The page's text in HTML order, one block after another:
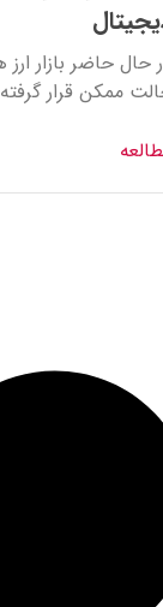
حال حاضر بازار
ممکن قرار